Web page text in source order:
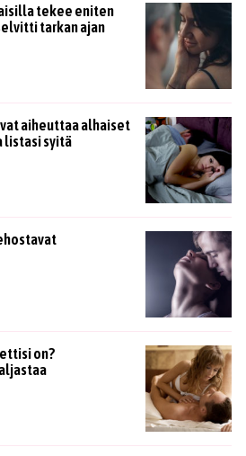
tekee eniten
tarkan ajan
aiheuttaa alhaiset
listasi syitä
on?